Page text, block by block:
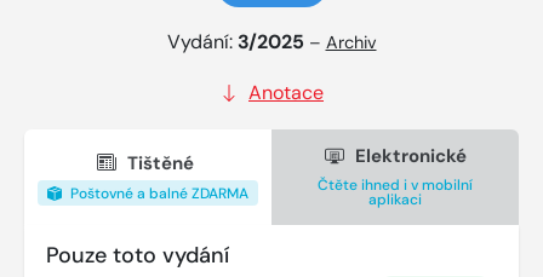
Vydání: 3/2025 – Archiv
Anotace
Tištěné
Poštovné a balné ZDARMA
Elektronické
Čtěte ihned i v mobilní
aplikaci
Pouze toto vydání